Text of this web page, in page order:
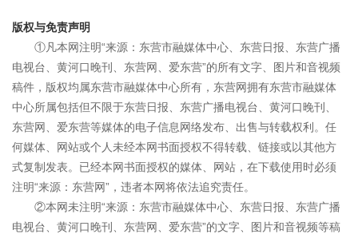
版权与免责声明
①凡本网注明“来源：东营市融媒体中心、东营日报、东营广播
电视台、黄河口晚刊、东营网、爱东营”的所有文字、图片和音视频
稿件，版权均属东营市融媒体中心所有，东营网拥有东营市融媒体
中心所属包括但不限于东营日报、东营广播电视台、黄河口晚刊、
东营网、爱东营等媒体的电子信息网络发布、出售与转载权利。任
何媒体、网站或个人未经本网书面授权不得转载、链接或以其他方
式复制发表。已经本网书面授权的媒体、网站，在下载使用时必须
注明“来源：东营网”，违者本网将依法追究责任。
②本网未注明“来源：东营市融媒体中心、东营日报、东营广播
电视台、黄河口晚刊、东营网、爱东营”的文字、图片和音视频等稿